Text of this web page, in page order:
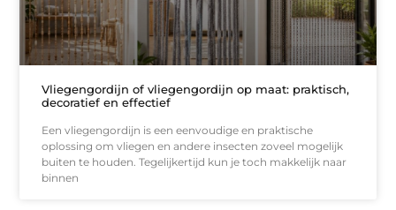
Vliegengordijn of vliegengordijn op maat: praktisch,
decoratief en effectief
Een vliegengordijn is een eenvoudige en praktische
oplossing om vliegen en andere insecten zoveel mogelijk
buiten te houden. Tegelijkertijd kun je toch makkelijk naar
binnen